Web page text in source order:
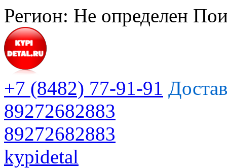
Регион: Не определен
+7 (8482) 77-91-91
89272682883
89272682883
kypidetal